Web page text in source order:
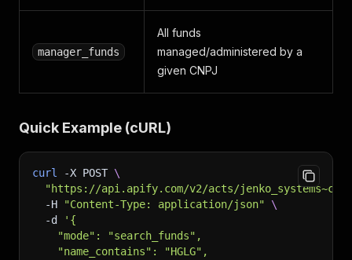
manager_funds
All funds
managed/administered by a
given CNPJ
Quick Example (cURL)
curl -X POST \
"https://api.apify.com/v2/acts/jenko_systems~cvm-
-H
"Content-Type: application/json"
\
-d
'{
    "mode": "search_funds",
    "name_contains": "HGLG",